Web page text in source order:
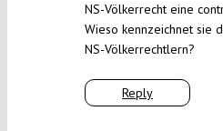
Reply
NS-Völkerrecht eine
Wieso kennzeichnet sie
NS-Völkerrechtlern?